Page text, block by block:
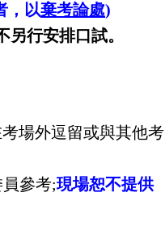
，以棄考論處)
另行安排口試。
場外逗留或與其他考
參考;現場恕不提供